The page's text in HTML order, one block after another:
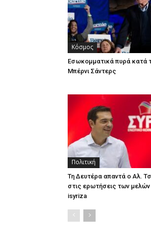
Κόσμος
Εσωκομματικά πυρά κατά
Μπέρνι Σάντερς
Πολιτική
Τη Δευτέρα απαντά ο Αλ.
στις ερωτήσεις των μελών
isyriza